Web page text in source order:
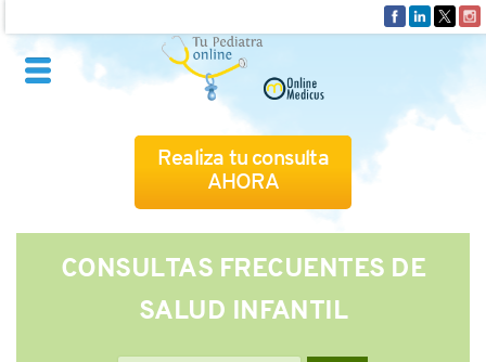
Realiza tu consulta
AHORA
QUIÉNES SOMOS
CÓMO FUNCIONA
CONSULTAS FRECUENTES DE
SALUD INFANTIL